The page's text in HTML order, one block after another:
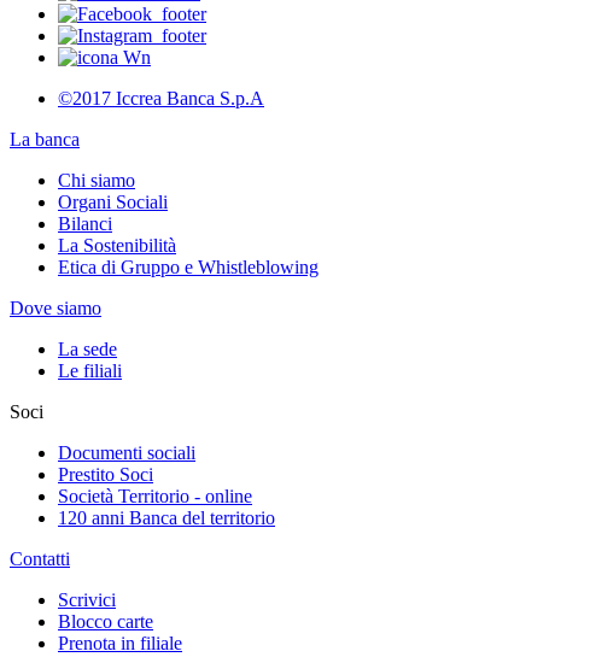
©2017 Iccrea Banca S.p.A
La banca
Chi siamo
Organi Sociali
Bilanci
La Sostenibilità
Etica di Gruppo e Whistleblowing
Dove siamo
La sede
Le filiali
Soci
Documenti sociali
Prestito Soci
Società Territorio - online
120 anni Banca del territorio
Contatti
Scrivici
Blocco carte
Prenota in filiale